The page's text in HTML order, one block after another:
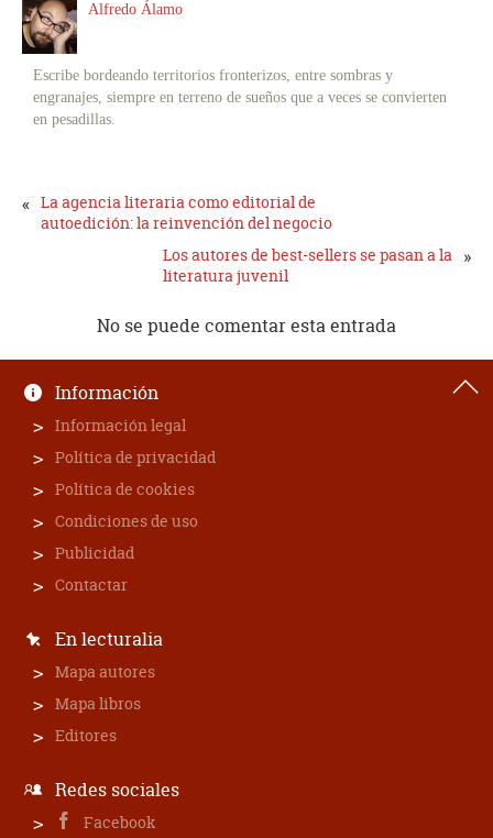
Alfredo Álamo
Escribe bordeando territorios fronterizos, entre sombras y
engranajes, siempre en terreno de sueños que a veces se convierten
en pesadillas.
« La agencia literaria como editorial de
autoedición: la reinvención del negocio
Los autores de best-sellers se pasan a la
literatura juvenil
»
No se puede comentar esta entrada
Información
Información legal
Política de privacidad
Política de cookies
Condiciones de uso
Publicidad
Contactar
En lecturalia
Mapa autores
Mapa libros
Editores
Redes sociales
Facebook